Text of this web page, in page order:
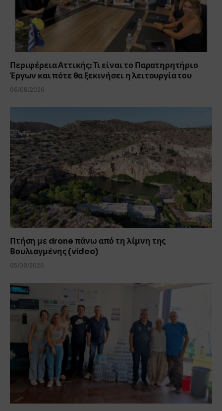
Περιφέρεια Αττικής: Τι είναι το Παρατηρητήριο
Έργων και πότε θα ξεκινήσει η λειτουργία του
06/08/2026
Πτήση με drone πάνω από τη λίμνη της
Βουλιαγμένης (video)
05/08/2026